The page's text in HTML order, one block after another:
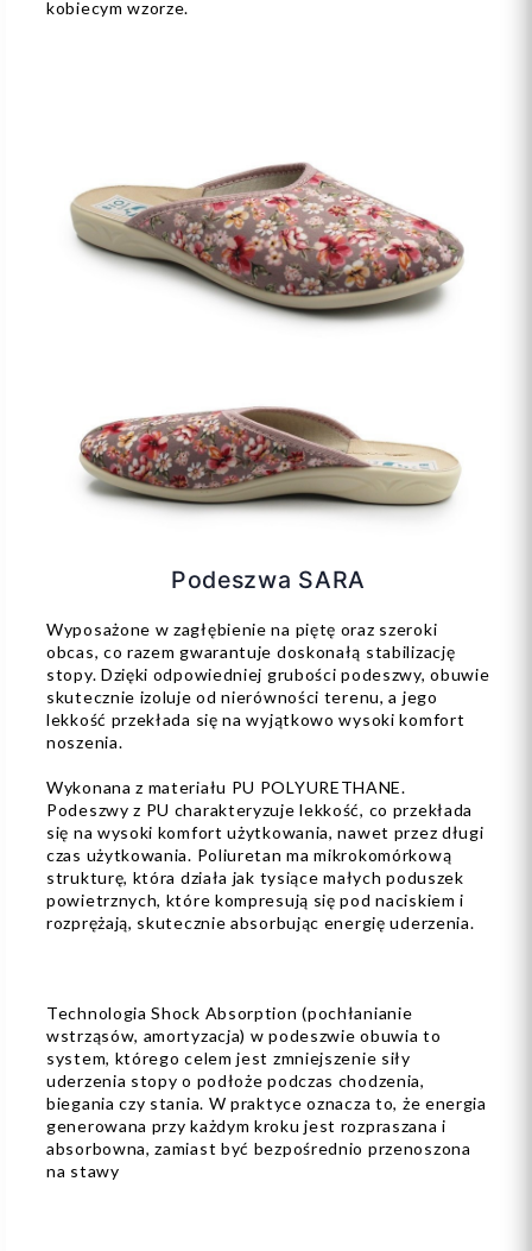
kobiecym wzorze.
Podeszwa SARA
Wyposażone w zagłębienie na piętę oraz szeroki
obcas, co razem gwarantuje doskonałą stabilizację
stopy. Dzięki odpowiedniej grubości podeszwy, obuwie
skutecznie izoluje od nierówności terenu, a jego
lekkość przekłada się na wyjątkowo wysoki komfort
noszenia.
Wykonana z materiału PU POLYURETHANE.
Podeszwy z PU charakteryzuje lekkość, co przekłada
się na wysoki komfort użytkowania, nawet przez długi
czas użytkowania. Poliuretan ma mikrokomórkową
strukturę, która działa jak tysiące małych poduszek
powietrznych, które kompresują się pod naciskiem i
rozprężają, skutecznie absorbując energię uderzenia.
Technologia Shock Absorption (pochłanianie
wstrząsów, amortyzacja) w podeszwie obuwia to
system, którego celem jest zmniejszenie siły
uderzenia stopy o podłoże podczas chodzenia,
biegania czy stania. W praktyce oznacza to, że energia
generowana przy każdym kroku jest rozpraszana i
absorbowna, zamiast być bezpośrednio przenoszona
na stawy